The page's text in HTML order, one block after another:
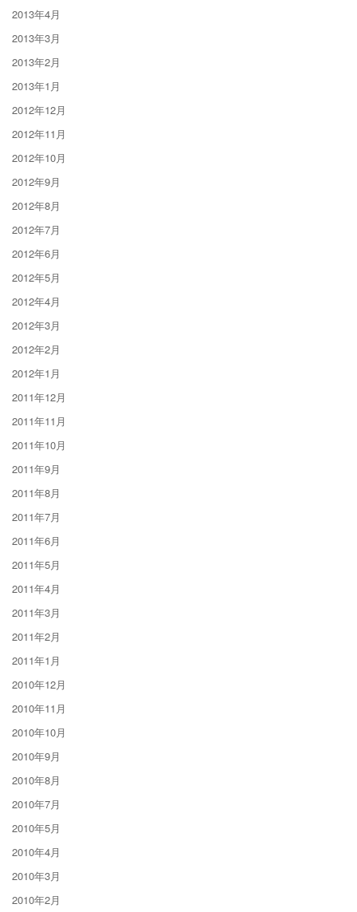
2013年4月
2013年3月
2013年2月
2013年1月
2012年12月
2012年11月
2012年10月
2012年9月
2012年8月
2012年7月
2012年6月
2012年5月
2012年4月
2012年3月
2012年2月
2012年1月
2011年12月
2011年11月
2011年10月
2011年9月
2011年8月
2011年7月
2011年6月
2011年5月
2011年4月
2011年3月
2011年2月
2011年1月
2010年12月
2010年11月
2010年10月
2010年9月
2010年8月
2010年7月
2010年5月
2010年4月
2010年3月
2010年2月